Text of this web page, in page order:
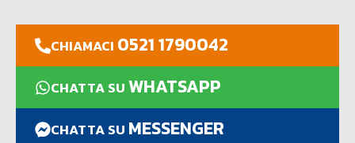
CHIAMACI 0521 1790042
CHATTA SUWHATSAPP
CHATTA SU MESSENGER